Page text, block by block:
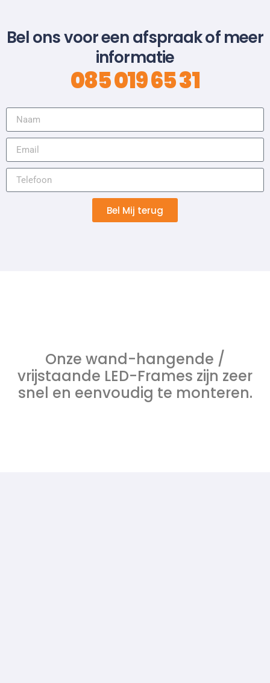
Bel ons voor een afspraak of meer
informatie
085 019 65 31
Bel Mij terug
Onze wand-hangende /
vrijstaande LED-Frames zijn zeer
snel en eenvoudig te monteren.